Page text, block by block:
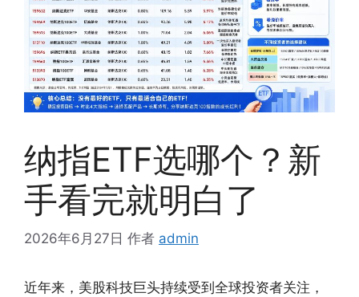
纳指ETF选哪个？新
手看完就明白了
2026年6月27日 作者 admin
近年来，美股科技巨头持续受到全球投资者关注，